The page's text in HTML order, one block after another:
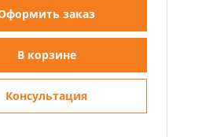
заказ
В корзине
Консультация